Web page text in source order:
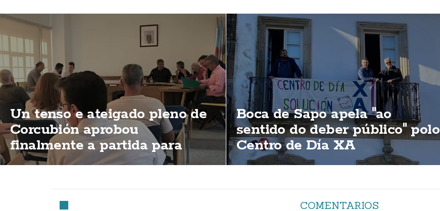
Un tenso e ateigado pleno de
Corcubión aprobou
finalmente a partida para
permitir a apertura do Centro
Boca de Sapo apela "ao
sentido do deber público" polo
Centro de Día XA
COMENTARIOS